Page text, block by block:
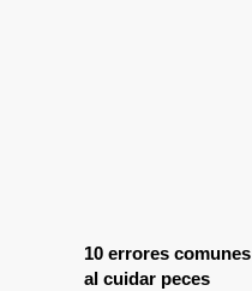
10 errores comunes
al cuidar peces